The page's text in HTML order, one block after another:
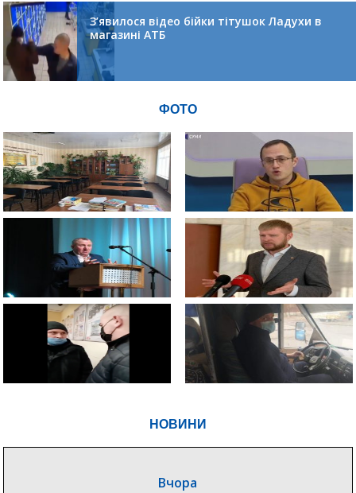
НОВИНИ
Вчора
З’явилося відео бійки тітушок Ладухи в
магазині АТБ
ФОТО